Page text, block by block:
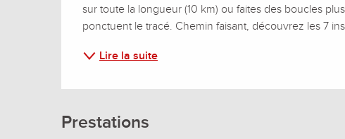
sur toute la longueur (10 km) ou faites des boucles
ponctuent le tracé. Chemin faisant, découvrez les 7
Lire la suite
Prestations